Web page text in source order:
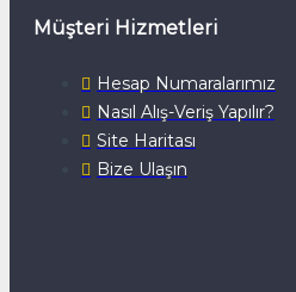
Müşteri Hizmetleri
Hesap Numaralarımız
Nasıl Alış-Veriş Yapılır?
Site Haritası
Bize Ulaşın